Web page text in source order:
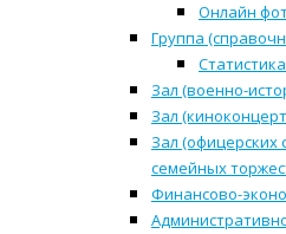
Онлайн
Группа
Статистика
Зал (военно-
Зал
Зал (офицерских
семейных
Финансово-